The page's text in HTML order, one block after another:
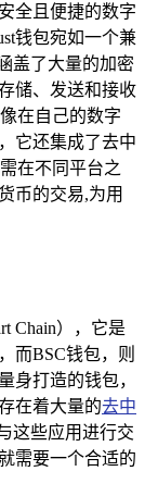
全且便捷的数字
钱包宛如一个兼
盖了大量的加密
储、发送和接收
在自己的数字
它还集成了去中
在不同平台之
币的交易,为用
Chain），它是
而BSC钱包，则
身打造的钱包，
在着大量的去中
这些应用进行交
需要一个合适的